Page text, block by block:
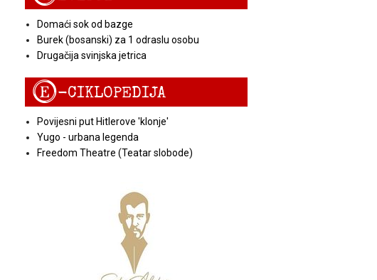
Domaći sok od bazge
Burek (bosanski) za 1 odraslu osobu
Drugačija svinjska jetrica
E-CIKLOPEDIJA
Povijesni put Hitlerove 'klonje'
Yugo - urbana legenda
Freedom Theatre (Teatar slobode)